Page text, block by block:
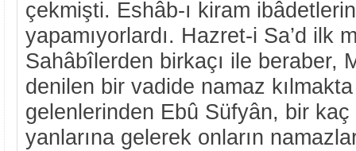
çekmişti. Eshâb-ı kiram
yapamıyorlardı. Hazret-i Sa’d ilk
Sahâbîlerden birkaçı ile beraber,
denilen bir vadide namaz
gelenlerinden Ebû Süfyân, bir
yanlarına gelerek onların